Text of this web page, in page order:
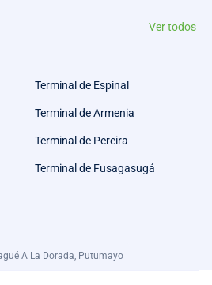
Ver todos
Terminal de Espinal
Terminal de Armenia
Terminal de Pereira
Terminal de Fusagasugá
A La Dorada, Putumayo